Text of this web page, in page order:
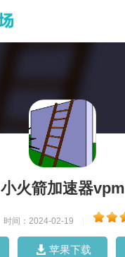
小火箭加速器vpm
时间：2024-02-19
苹果下载